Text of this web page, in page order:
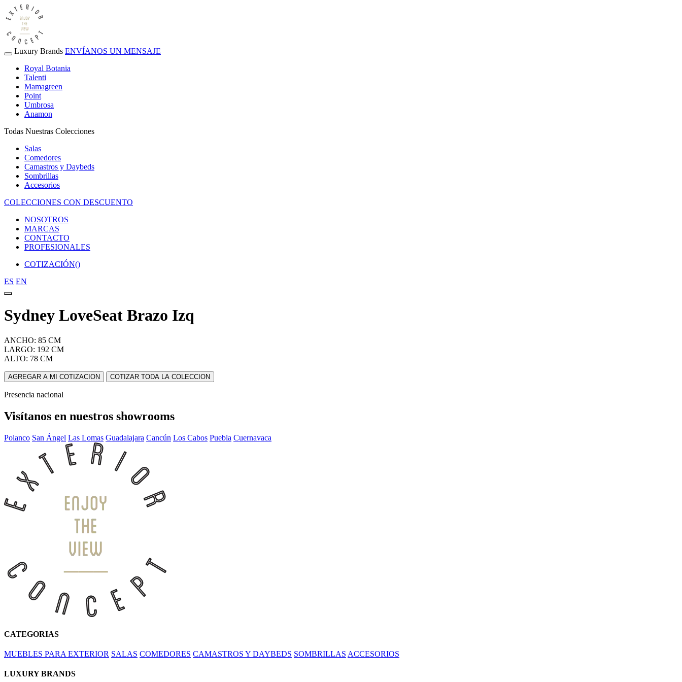
Luxury Brands ENVÍANOS UN MENSAJE
Royal Botania
Talenti
Mamagreen
Point
Umbrosa
Anamon
Todas Nuestras Colecciones
Salas
Comedores
Camastros y Daybeds
Sombrillas
Accesorios
COLECCIONES CON DESCUENTO
NOSOTROS
MARCAS
CONTACTO
PROFESIONALES
COTIZACIÓN()
ES EN
Sydney LoveSeat Brazo Izq
ANCHO: 85 CM
LARGO: 192 CM
ALTO: 78 CM
AGREGAR A MI COTIZACION COTIZAR TODA LA COLECCION
Presencia nacional
Visítanos en nuestros showrooms
Polanco San Ángel Las Lomas Guadalajara Cancún Los Cabos Puebla Cuernavaca
CATEGORIAS
MUEBLES PARA EXTERIOR SALAS COMEDORES CAMASTROS Y DAYBEDS SOMBRILLAS ACCESORIOS
LUXURY BRANDS